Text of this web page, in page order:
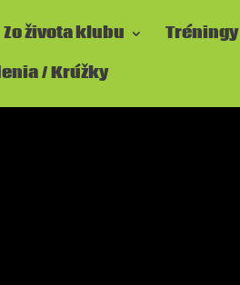
Zo života klubu Tréningy
/ Krúžky